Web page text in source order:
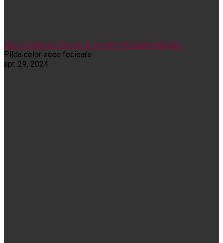
Noi și Biserica Puncte de vedere Rânduieli liturgice
Pilda celor zece fecioare
apr. 29, 2024